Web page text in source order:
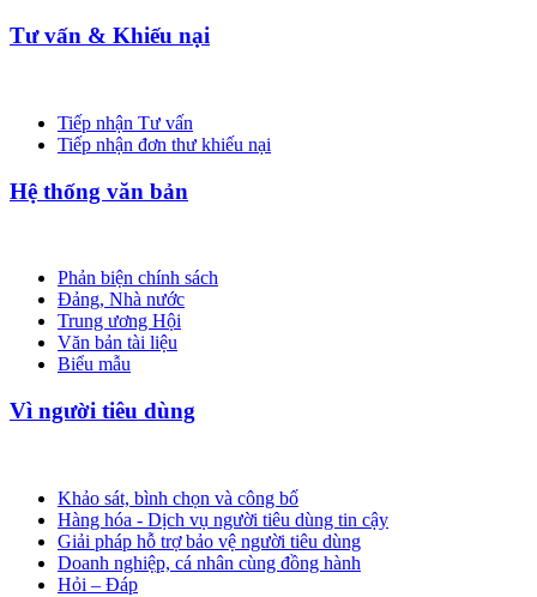
Tư vấn & Khiếu nại
Tiếp nhận Tư vấn
Tiếp nhận đơn thư khiếu nại
Hệ thống văn bản
Phản biện chính sách
Đảng, Nhà nước
Trung ương Hội
Văn bản tài liệu
Biểu mẫu
Vì người tiêu dùng
Khảo sát, bình chọn và công bố
Hàng hóa - Dịch vụ người tiêu dùng tin cậy
Giải pháp hỗ trợ bảo vệ người tiêu dùng
Doanh nghiệp, cá nhân cùng đồng hành
Hỏi – Đáp